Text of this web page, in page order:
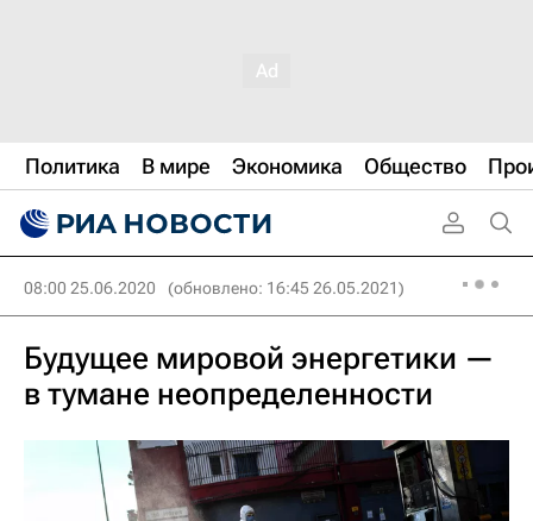
Политика В мире Экономика Общество
08:00 25.06.2020 (обновлено: 16:45 26.05.2021)
Будущее мировой энергетики —
в тумане неопределенности